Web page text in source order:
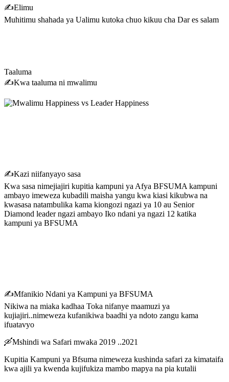
✍️Elimu
Muhitimu shahada ya Ualimu kutoka chuo kikuu cha Dar es salam
Taaluma
✍️Kwa taaluma ni mwalimu
✍️Kazi niifanyayo sasa
Kwa sasa nimejiajiri kupitia kampuni ya Afya BFSUMA kampuni
ambayo imeweza kubadili maisha yangu kwa kiasi kikubwa na
kwasasa natambulika kama kiongozi ngazi ya 10 au Senior
Diamond leader ngazi ambayo Iko ndani ya ngazi 12 katika
kampuni ya BFSUMA
✍️Mfanikio Ndani ya Kampuni ya BFSUMA
Nikiwa na miaka kadhaa Toka nifanye maamuzi ya
kujiajiri..nimeweza kufanikiwa baadhi ya ndoto zangu kama
ifuatavyo
🛶Mshindi wa Safari mwaka 2019 ..2021
Kupitia Kampuni ya Bfsuma nimeweza kushinda safari za kimataifa
kwa ajili ya kwenda kujifukiza mambo mapya na pia kutalii